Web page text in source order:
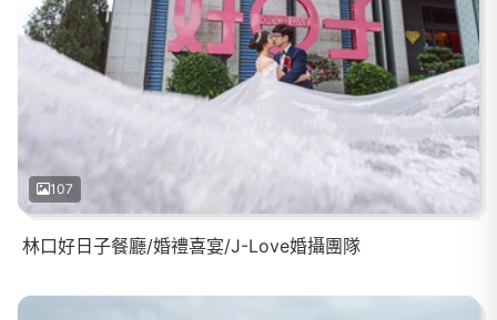
107
林口好日子餐廳/婚禮喜宴/J-Love婚攝團隊